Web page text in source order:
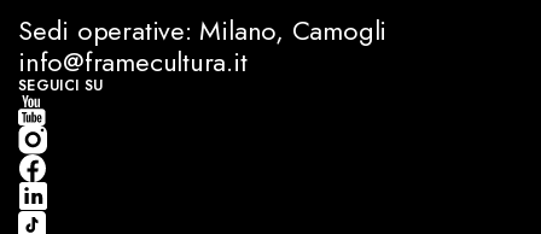
Sedi operative: Milano, Camogli
info@framecultura.it
SEGUICI SU